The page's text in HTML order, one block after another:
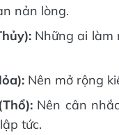
nản lòng.
Những ai làm
Nên mở rộng
Nên cân
tức.